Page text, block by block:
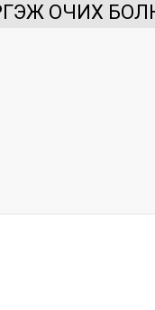
ОЧИХ